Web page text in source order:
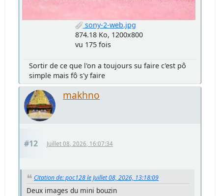
sony-2-web.jpg
874.18 Ko, 1200x800
vu 175 fois
Sortir de ce que l'on a toujours su faire c'est pô
simple mais fô s'y faire
makhno
#12 Juillet 08, 2026, 16:07:34
Citation de: poc128 le Juillet 08, 2026, 13:18:09
Deux images du mini bouzin